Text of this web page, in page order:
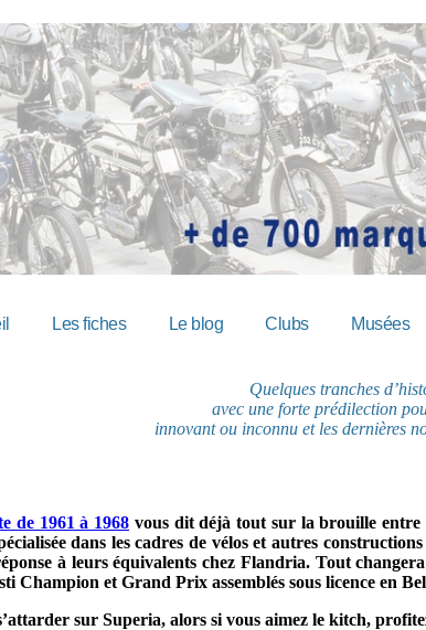
Les fiches Le blog Clubs Musées
Quelques tranches
avec une forte prédilection
innovant ou inconnu et les dernières
de 1961 à 1968 vous dit déjà tout sur la brouille
dans les cadres de vélos et autres
à leurs équivalents chez Flandria. Tout
Champion et Grand Prix assemblés sous licence en
sur Superia, alors si vous aimez le kitch,